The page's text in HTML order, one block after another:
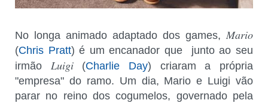
No longa animado adaptado dos games, Mario
(Chris Pratt) é um encanador que junto ao seu
irmão Luigi(Charlie Day) criaram a própria
"empresa" do ramo. Um dia, Mario e Luigi vão
parar no reino dos cogumelos, governado pela